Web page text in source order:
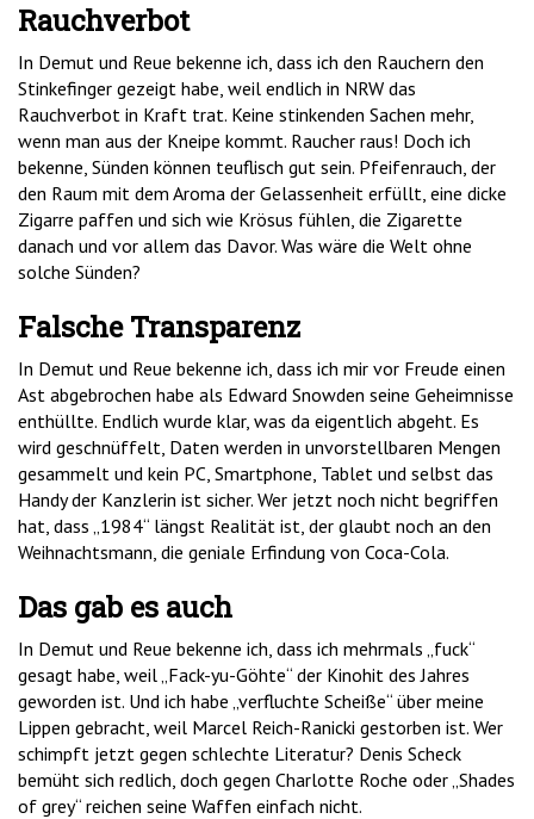
Rauchverbot
In Demut und Reue bekenne ich, dass ich den Rauchern den
Stinkefinger gezeigt habe, weil endlich in NRW das
Rauchverbot in Kraft trat. Keine stinkenden Sachen mehr,
wenn man aus der Kneipe kommt. Raucher raus! Doch ich
bekenne, Sünden können teuflisch gut sein. Pfeifenrauch, der
den Raum mit dem Aroma der Gelassenheit erfüllt, eine dicke
Zigarre paffen und sich wie Krösus fühlen, die Zigarette
danach und vor allem das Davor. Was wäre die Welt ohne
solche Sünden?
Falsche Transparenz
In Demut und Reue bekenne ich, dass ich mir vor Freude einen
Ast abgebrochen habe als Edward Snowden seine Geheimnisse
enthüllte. Endlich wurde klar, was da eigentlich abgeht. Es
wird geschnüffelt, Daten werden in unvorstellbaren Mengen
gesammelt und kein PC, Smartphone, Tablet und selbst das
Handy der Kanzlerin ist sicher. Wer jetzt noch nicht begriffen
hat, dass „1984“ längst Realität ist, der glaubt noch an den
Weihnachtsmann, die geniale Erfindung von Coca-Cola.
Das gab es auch
In Demut und Reue bekenne ich, dass ich mehrmals „fuck“
gesagt habe, weil „Fack-yu-Göhte“ der Kinohit des Jahres
geworden ist. Und ich habe „verfluchte Scheiße“ über meine
Lippen gebracht, weil Marcel Reich-Ranicki gestorben ist. Wer
schimpft jetzt gegen schlechte Literatur? Denis Scheck
bemüht sich redlich, doch gegen Charlotte Roche oder „Shades
of grey“ reichen seine Waffen einfach nicht.